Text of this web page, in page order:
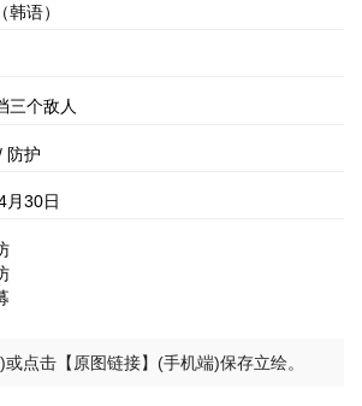
韩语）
三个敌人
防护
月30日
点击【原图链接】(手机端)保存立绘。